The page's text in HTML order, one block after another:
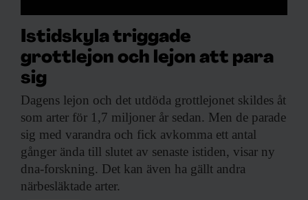
Istidskyla triggade
grottlejon och lejon att para
sig
Dagens lejon och det utdöda grottlejonet skildes åt
som arter för 1,7 miljoner år sedan. Men de parade
sig med varandra och fick avkomma ett antal
gånger ända till slutet av senaste istiden, visar ny
dna-forskning. Det kan även ha gällt andra
närbesläktade arter.